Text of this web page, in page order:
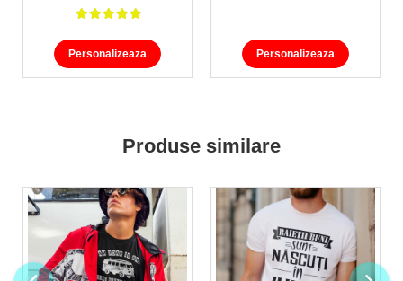
Personalizeaza Personalizeaza
Produse similare